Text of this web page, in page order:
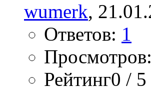
wumerk,
Ответов: 1
Рейтинг0 / 5